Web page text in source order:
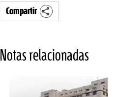
Compartir
Notas relacionadas